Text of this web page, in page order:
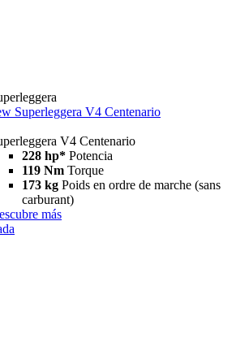
Superleggera V4 Centenario
V4 Centenario
228 hp* Potencia
119 Nm Torque
173 kg Poids en ordre de marche (sans
carburant)
más